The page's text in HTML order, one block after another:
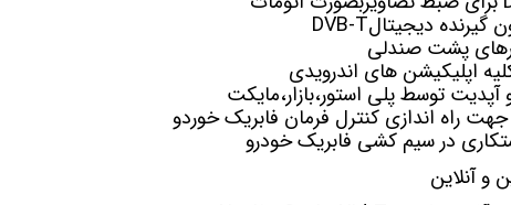
گیرنده دیجیتالDVB-T
پشت صندلی
اپلیکیشن های اندرویدی
آپدیت توسط پلی استور،بازار،مایکت
راه اندازی کنترل فرمان فابریک خوردو
در سیم کشی فابریک خودرو
آنلاین